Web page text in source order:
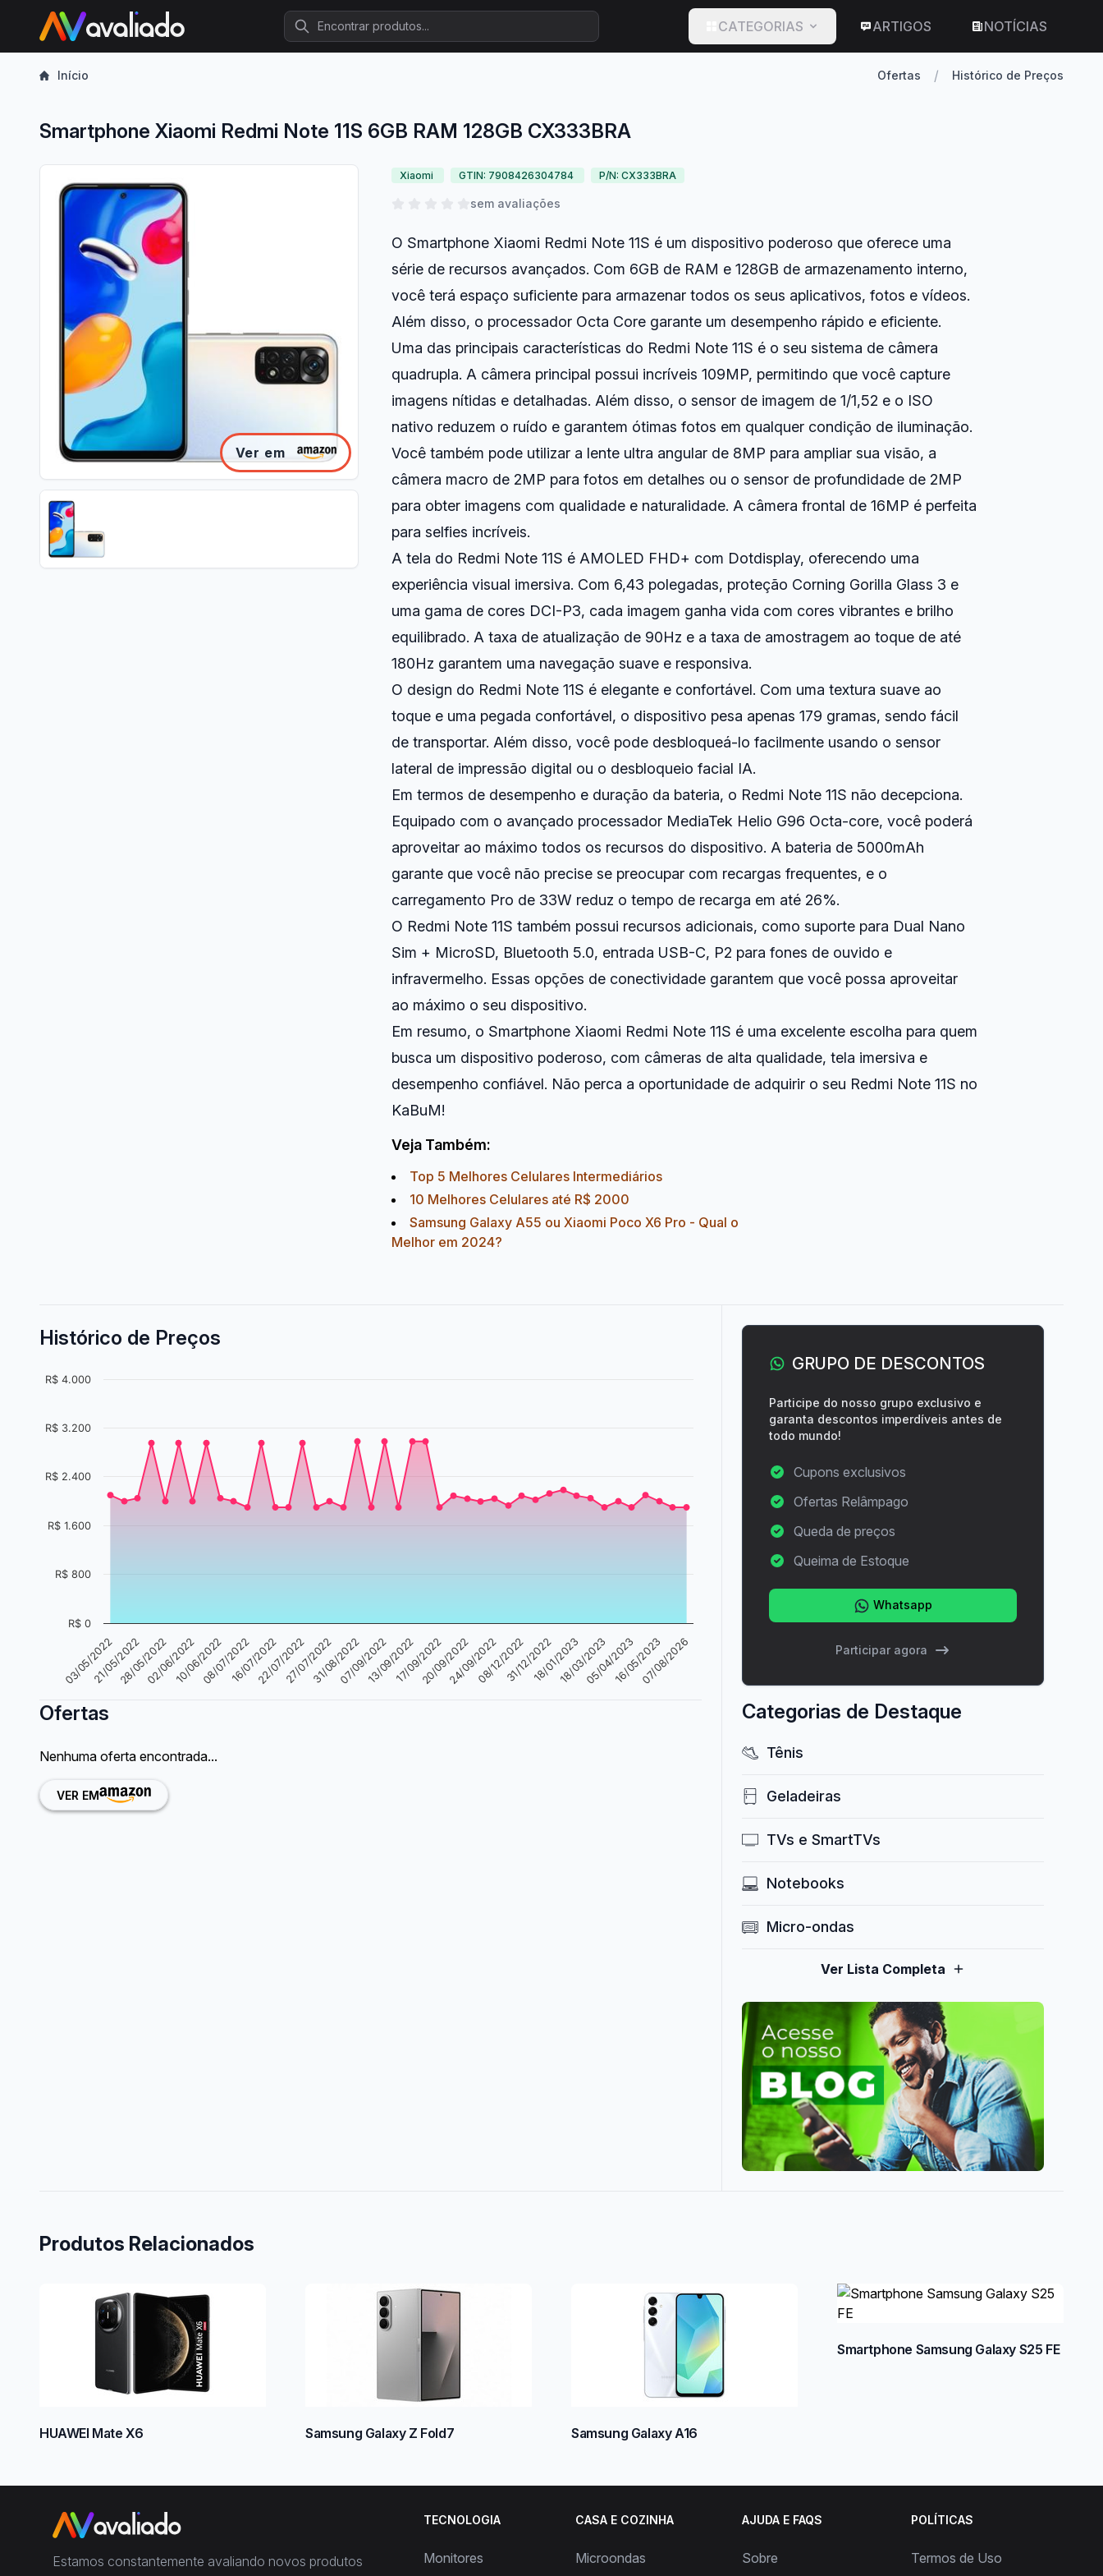
Procurar
CATEGORIAS ARTIGOS NOTÍCIAS
Início Ofertas / Histórico de Preços
Smartphone Xiaomi Redmi Note 11S 6GB RAM 128GB CX333BRA
Ver em
Xiaomi GTIN: 7908426304784 P/N: CX333BRA
sem avaliações
O Smartphone Xiaomi Redmi Note 11S é um dispositivo poderoso que oferece uma
série de recursos avançados. Com 6GB de RAM e 128GB de armazenamento interno,
você terá espaço suficiente para armazenar todos os seus aplicativos, fotos e vídeos.
Além disso, o processador Octa Core garante um desempenho rápido e eficiente.
Uma das principais características do Redmi Note 11S é o seu sistema de câmera
quadrupla. A câmera principal possui incríveis 109MP, permitindo que você capture
imagens nítidas e detalhadas. Além disso, o sensor de imagem de 1/1,52 e o ISO
nativo reduzem o ruído e garantem ótimas fotos em qualquer condição de iluminação.
Você também pode utilizar a lente ultra angular de 8MP para ampliar sua visão, a
câmera macro de 2MP para fotos em detalhes ou o sensor de profundidade de 2MP
para obter imagens com qualidade e naturalidade. A câmera frontal de 16MP é perfeita
para selfies incríveis.
A tela do Redmi Note 11S é AMOLED FHD+ com Dotdisplay, oferecendo uma
experiência visual imersiva. Com 6,43 polegadas, proteção Corning Gorilla Glass 3 e
uma gama de cores DCI-P3, cada imagem ganha vida com cores vibrantes e brilho
equilibrado. A taxa de atualização de 90Hz e a taxa de amostragem ao toque de até
180Hz garantem uma navegação suave e responsiva.
O design do Redmi Note 11S é elegante e confortável. Com uma textura suave ao
toque e uma pegada confortável, o dispositivo pesa apenas 179 gramas, sendo fácil
de transportar. Além disso, você pode desbloqueá-lo facilmente usando o sensor
lateral de impressão digital ou o desbloqueio facial IA.
Em termos de desempenho e duração da bateria, o Redmi Note 11S não decepciona.
Equipado com o avançado processador MediaTek Helio G96 Octa-core, você poderá
aproveitar ao máximo todos os recursos do dispositivo. A bateria de 5000mAh
garante que você não precise se preocupar com recargas frequentes, e o
carregamento Pro de 33W reduz o tempo de recarga em até 26%.
O Redmi Note 11S também possui recursos adicionais, como suporte para Dual Nano
Sim + MicroSD, Bluetooth 5.0, entrada USB-C, P2 para fones de ouvido e
infravermelho. Essas opções de conectividade garantem que você possa aproveitar
ao máximo o seu dispositivo.
Em resumo, o Smartphone Xiaomi Redmi Note 11S é uma excelente escolha para quem
busca um dispositivo poderoso, com câmeras de alta qualidade, tela imersiva e
desempenho confiável. Não perca a oportunidade de adquirir o seu Redmi Note 11S no
KaBuM!
Veja Também:
Top 5 Melhores Celulares Intermediários
10 Melhores Celulares até R$ 2000
Samsung Galaxy A55 ou Xiaomi Poco X6 Pro - Qual o
Melhor em 2024?
Histórico de Preços
03/05/202221/05/202228/05/202202/06/202210/06/202208/07/202216/07/202222/07/202227/07/202231/08/202207/09/202213/09/202217/09/202220/09/202224/09/202208/12/202231/12/202218/01/202318/03/202305/04/202316/05/202307/08/2026
R$ 0
R$ 800
R$ 1.600
R$ 2.400
R$ 3.200
R$ 4.000
Ofertas
Nenhuma oferta encontrada...
VER EM
GRUPO DE DESCONTOS
Participe do nosso grupo exclusivo e
garanta descontos imperdíveis antes de
todo mundo!
Cupons exclusivos
Ofertas Relâmpago
Queda de preços
Queima de Estoque
Whatsapp
Participar agora
Categorias de Destaque
Tênis
Geladeiras
TVs e SmartTVs
Notebooks
Micro-ondas
Ver Lista Completa
Produtos Relacionados
HUAWEI Mate X6 Samsung Galaxy Z Fold7 Samsung Galaxy A16
Smartphone Samsung Galaxy S25 FE
Estamos constantemente avaliando novos produtos
TECNOLOGIA
Monitores
CASA E COZINHA
Microondas
AJUDA E FAQS
Sobre
POLÍTICAS
Termos de Uso